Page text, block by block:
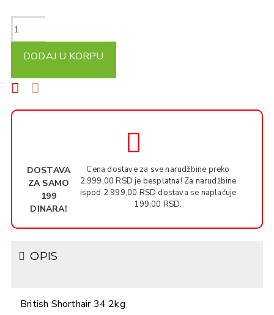
DODAJ U KORPU
DOSTAVA
ZA SAMO
199
DINARA!
Cena dostave za sve narudžbine preko
2.999,00 RSD je besplatna! Za narudžbine
ispod 2.999,00 RSD dostava se naplaćuje
199,00 RSD.
OPIS
British Shorthair 34 2kg